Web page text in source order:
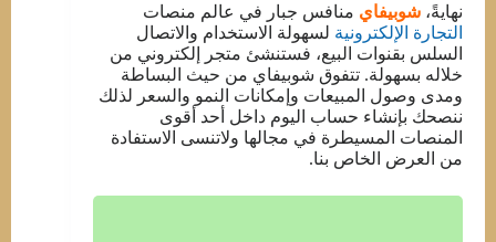
نهايةً، شوبيفاي منافس جبار في عالم منصات
التجارة الإلكترونية لسهولة الاستخدام والاتصال
السلس بقنوات البيع، فستنشئ متجر إلكتروني من
خلاله بسهولة. تتفوق شوبيفاي من حيث البساطة
ومدى وصول المبيعات وإمكانات النمو والسعر لذلك
ننصحك بإنشاء حساب اليوم داخل أحد أقوى
المنصات المسيطرة في مجالها ولاتنسى الاستفادة
من العرض الخاص بنا.